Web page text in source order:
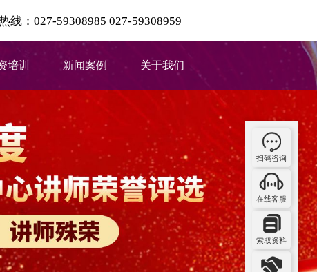
线：027-59308985 027-59308959
培训 新闻案例 关于我们
扫码咨询
在线客服
索取资料